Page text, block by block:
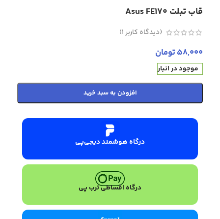
قاب تبلت Asus FE170
(دیدگاه کاربر1
)
58,000تومان
موجود در انبار
افزودن به سبد خرید
درگاه هوشمند دیجی‌پی
درگاه اقساطی ترب پی